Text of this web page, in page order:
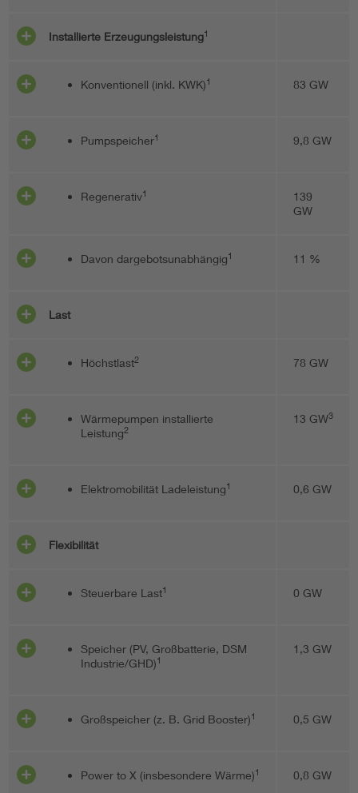
Installierte Erzeugungsleistung1
Konventionell (inkl. KWK)1 83 GW
Pumpspeicher1 9,8 GW
Regenerativ1
139
GW
Davon dargebotsunabhängig1 11 %
Last
Höchstlast2 78 GW
Wärmepumpen installierte
Leistung2
13 GW3
Elektromobilität Ladeleistung1 0,6 GW
Flexibilität
Steuerbare Last1 0 GW
Speicher (PV, Großbatterie, DSM
Industrie/GHD)1
1,3 GW
Großspeicher (z. B. Grid Booster)1 0,5 GW
Power to X (insbesondere Wärme)1 0,8 GW